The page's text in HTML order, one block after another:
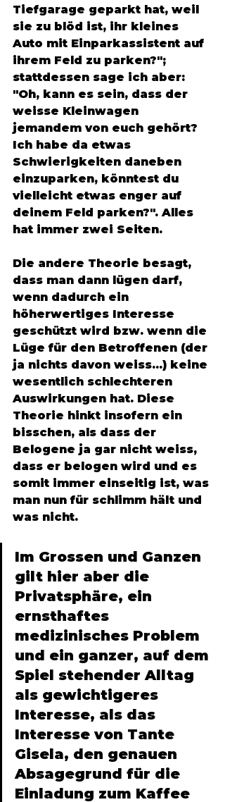
Tiefgarage geparkt hat, weil
sie zu blöd ist, ihr kleines
Auto mit Einparkassistent auf
ihrem Feld zu parken?";
stattdessen sage ich aber:
"Oh, kann es sein, dass der
weisse Kleinwagen
jemandem von euch gehört?
Ich habe da etwas
Schwierigkeiten daneben
einzuparken, könntest du
vielleicht etwas enger auf
deinem Feld parken?". Alles
hat immer zwei Seiten.
Die andere Theorie besagt,
dass man dann lügen darf,
wenn dadurch ein
höherwertiges Interesse
geschützt wird bzw. wenn die
Lüge für den Betroffenen (der
ja nichts davon weiss...) keine
wesentlich schlechteren
Auswirkungen hat. Diese
Theorie hinkt insofern ein
bisschen, als dass der
Belogene ja gar nicht weiss,
dass er belogen wird und es
somit immer einseitig ist, was
man nun für schlimm hält und
was nicht.
Im Grossen und Ganzen
gilt hier aber die
Privatsphäre, ein
ernsthaftes
medizinisches Problem
und ein ganzer, auf dem
Spiel stehender Alltag
als gewichtigeres
Interesse, als das
Interesse von Tante
Gisela, den genauen
Absagegrund für die
Einladung zum Kaffee